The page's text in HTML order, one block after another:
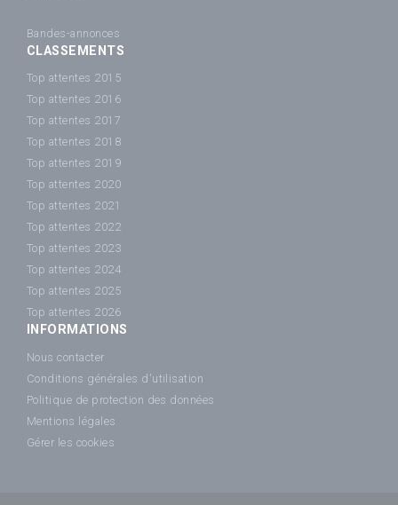
Bandes-annonces
CLASSEMENTS
Top attentes 2015
Top attentes 2016
Top attentes 2017
Top attentes 2018
Top attentes 2019
Top attentes 2020
Top attentes 2021
Top attentes 2022
Top attentes 2023
Top attentes 2024
Top attentes 2025
Top attentes 2026
INFORMATIONS
Nous contacter
Conditions générales d'utilisation
Politique de protection des données
Mentions légales
Gérer les cookies